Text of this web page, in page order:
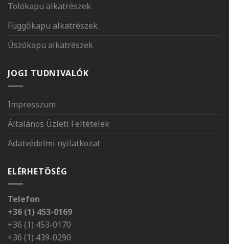
Tolókapu alkatrészek
Függőkapu alkatrészek
Úszókapu alkatrészek
JOGI TUDNIVALÓK
Impresszum
Általános Üzleti Feltételek
Adatvédelmi nyilatkozat
ELÉRHETŐSÉG
Telefon
+36 (1) 453-0169
+36 (1) 453-0170
+36 (1) 439-0290